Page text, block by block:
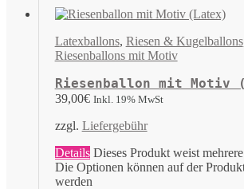
Latexballons, Riesen & Kugelballons
Riesenballons mit Motiv
Riesenballon mit Motiv
39,00€ Inkl. 19% MwSt
zzgl. Liefergebühr
Details Dieses Produkt weist
Die Optionen können auf der
werden